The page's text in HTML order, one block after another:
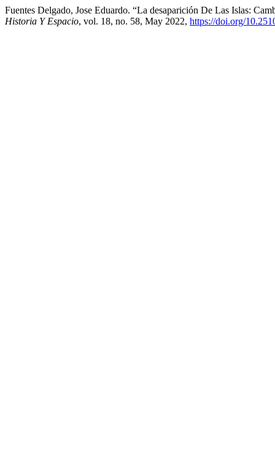
Fuentes Delgado, Jose Eduardo. “La desaparición De Las Islas:
Historia Y Espacio, vol. 18, no. 58, May 2022, https://doi.org/